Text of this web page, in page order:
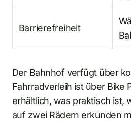
Barrierefreiheit
Der Bahnhof verfügt über
Fahrradverleih ist über Bike
erhältlich, was praktisch ist,
auf zwei Rädern erkunden